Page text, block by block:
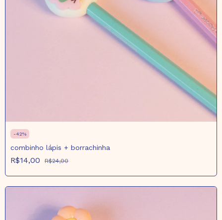
-42%
combinho lápis + borrachinha
R$14,00 R$24,00